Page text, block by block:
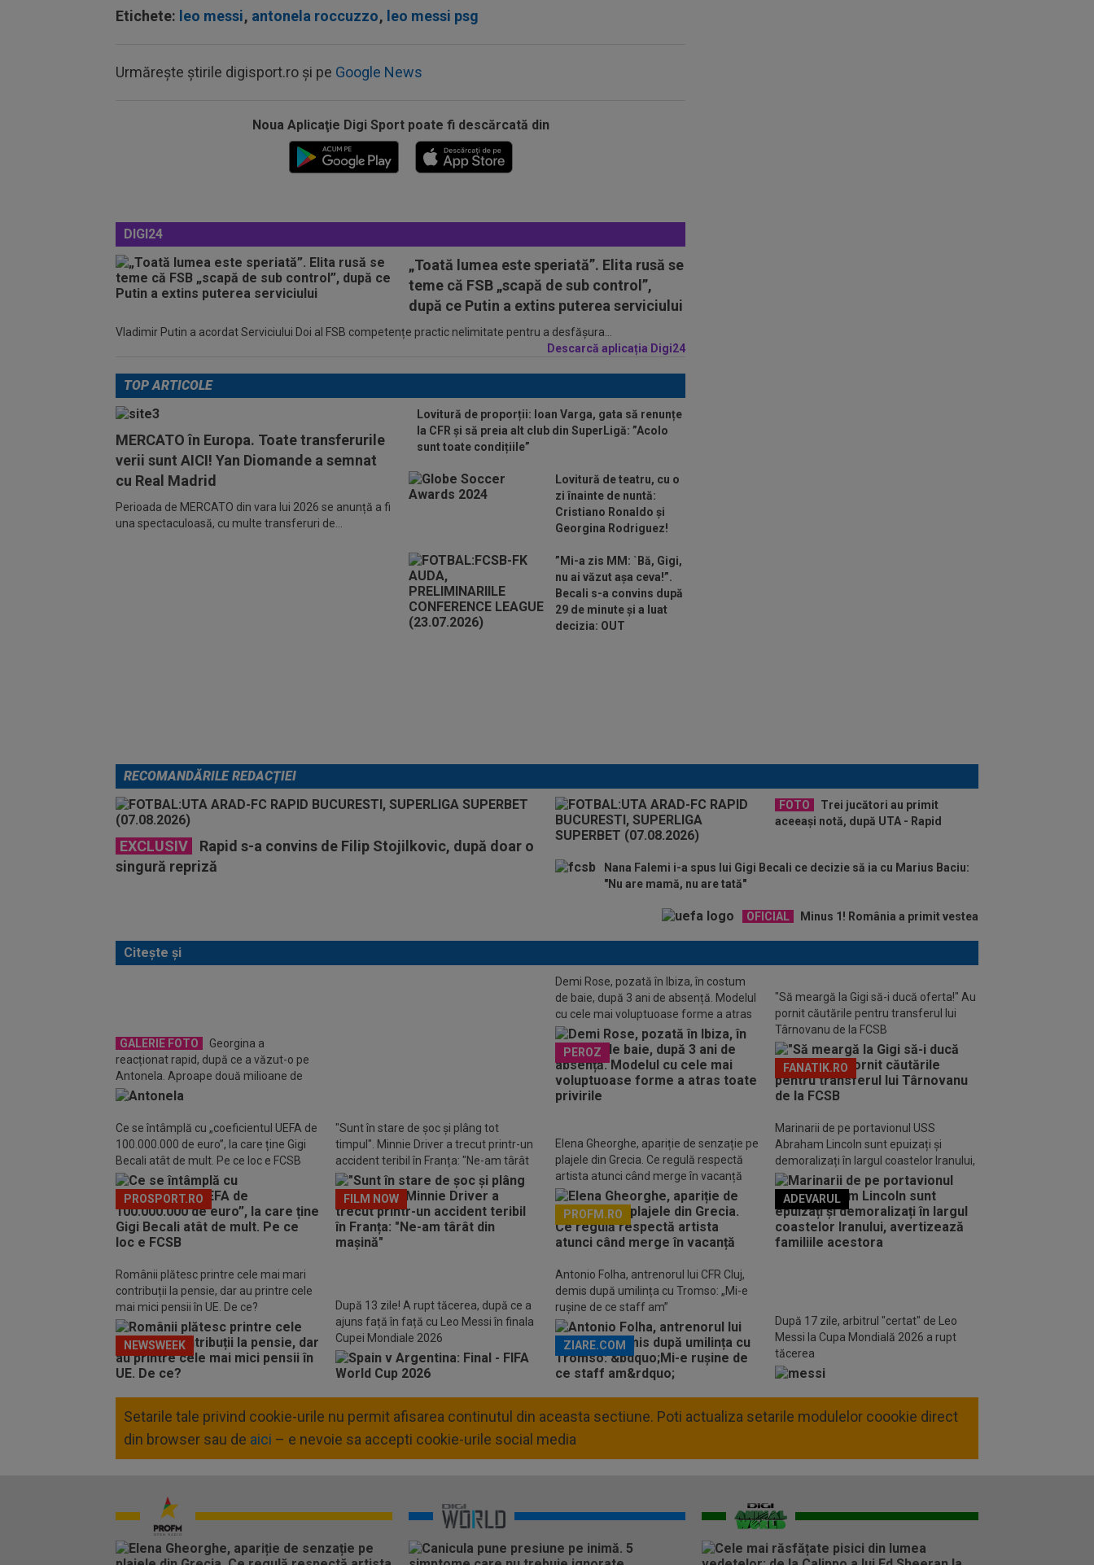
Etichete: leo messi, antonela roccuzzo, leo messi psg
Urmărește știrile digisport.ro și pe Google News
Noua Aplicaţie Digi Sport poate fi descărcată din
DIGI24
„Toată lumea este speriată”. Elita rusă se
teme că FSB „scapă de sub control”,
după ce Putin a extins puterea serviciului
Vladimir Putin a acordat Serviciului Doi al FSB competențe practic nelimitate pentru a desfășura...
Descarcă aplicația Digi24
TOP ARTICOLE
MERCATO în Europa. Toate transferurile
verii sunt AICI! Yan Diomande a semnat
cu Real Madrid
Perioada de MERCATO din vara lui 2026 se anunță a fi
una spectaculoasă, cu multe transferuri de...
Lovitură de proporții: Ioan Varga, gata să renunțe
la CFR și să preia alt club din SuperLigă: ”Acolo
sunt toate condițiile”
Lovitură de teatru, cu o
zi înainte de nuntă:
Cristiano Ronaldo și
Georgina Rodriguez!
”Mi-a zis MM: `Bă, Gigi,
nu ai văzut așa ceva!”.
Becali s-a convins după
29 de minute și a luat
decizia: OUT
RECOMANDĂRILE REDACȚIEI
EXCLUSIV
Rapid s-a convins de Filip Stojilkovic, după doar o
singură repriză
FOTO
Trei jucători au primit
aceeași notă, după UTA - Rapid
Nana Falemi i-a spus lui Gigi Becali ce decizie să ia cu Marius Baciu:
"Nu are mamă, nu are tată"
OFICIAL Minus 1! România a primit vestea
Citește și
GALERIE FOTO
Georgina a
reacționat rapid, după ce a văzut-o pe
Antonela. Aproape două milioane de
aprecieri
Demi Rose, pozată în Ibiza, în costum
de baie, după 3 ani de absență. Modelul
cu cele mai voluptuoase forme a atras
toate privirile
PEROZ
"Să meargă la Gigi să-i ducă oferta!" Au
pornit căutările pentru transferul lui
Târnovanu de la FCSB
FANATIK.RO
Ce se întâmplă cu „coeficientul UEFA de
100.000.000 de euro”, la care ține Gigi
Becali atât de mult. Pe ce loc e FCSB
PROSPORT.RO
"Sunt în stare de șoc și plâng tot
timpul". Minnie Driver a trecut printr-un
accident teribil în Franța: "Ne-am târât
din mașină"
FILM NOW
Elena Gheorghe, apariție de senzație pe
plajele din Grecia. Ce regulă respectă
artista atunci când merge în vacanță
PROFM.RO
Marinarii de pe portavionul USS
Abraham Lincoln sunt epuizați și
demoralizați în largul coastelor Iranului,
avertizează familiile acestora
ADEVARUL
Românii plătesc printre cele mai mari
contribuții la pensie, dar au printre cele
mai mici pensii în UE. De ce?
NEWSWEEK
După 13 zile! A rupt tăcerea, după ce a
ajuns față în față cu Leo Messi în finala
Cupei Mondiale 2026
Antonio Folha, antrenorul lui CFR Cluj,
demis după umilința cu Tromso: „Mi-e
rușine de ce staff am”
ZIARE.COM
După 17 zile, arbitrul "certat" de Leo
Messi la Cupa Mondială 2026 a rupt
tăcerea
Setarile tale privind cookie-urile nu permit afisarea continutul din aceasta sectiune. Poti actualiza setarile modulelor coookie direct
din browser sau de aici – e nevoie sa accepti cookie-urile social media